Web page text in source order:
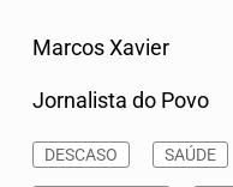
Marcos Xavier
Jornalista do Povo
DESCASO SAÚDE